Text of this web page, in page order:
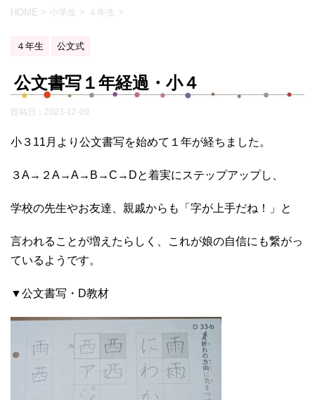
HOME > 小学生 > ４年生 >
４年生 公文式
公文書写１年経過・小４
投稿日： 2023-12-09
小３11月より公文書写を始めて１年が経ちました。
３A→２A→A→B→C→Dと着実にステップアップし、
学校の先生やお友達、親戚からも「字が上手だね！」と
言われることが増えたらしく、これが娘の自信にも繋がっ
ているようです。
▼公文書写・D教材